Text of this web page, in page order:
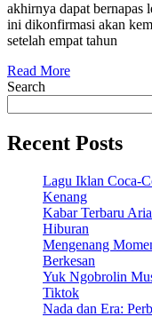
Dunia
Musik
2025
Setelah
Empat
Vakum
akhirnya dapat bernapas
ini dikonfirmasi akan
setelah empat tahun
Read MoreRead
Search
Recent Posts
Lagu Iklan Coca-
Kenang
Kabar Terbaru
Hiburan
Mengenang
Berkesan
Yuk Ngobrolin
Tiktok
Nada dan Era: